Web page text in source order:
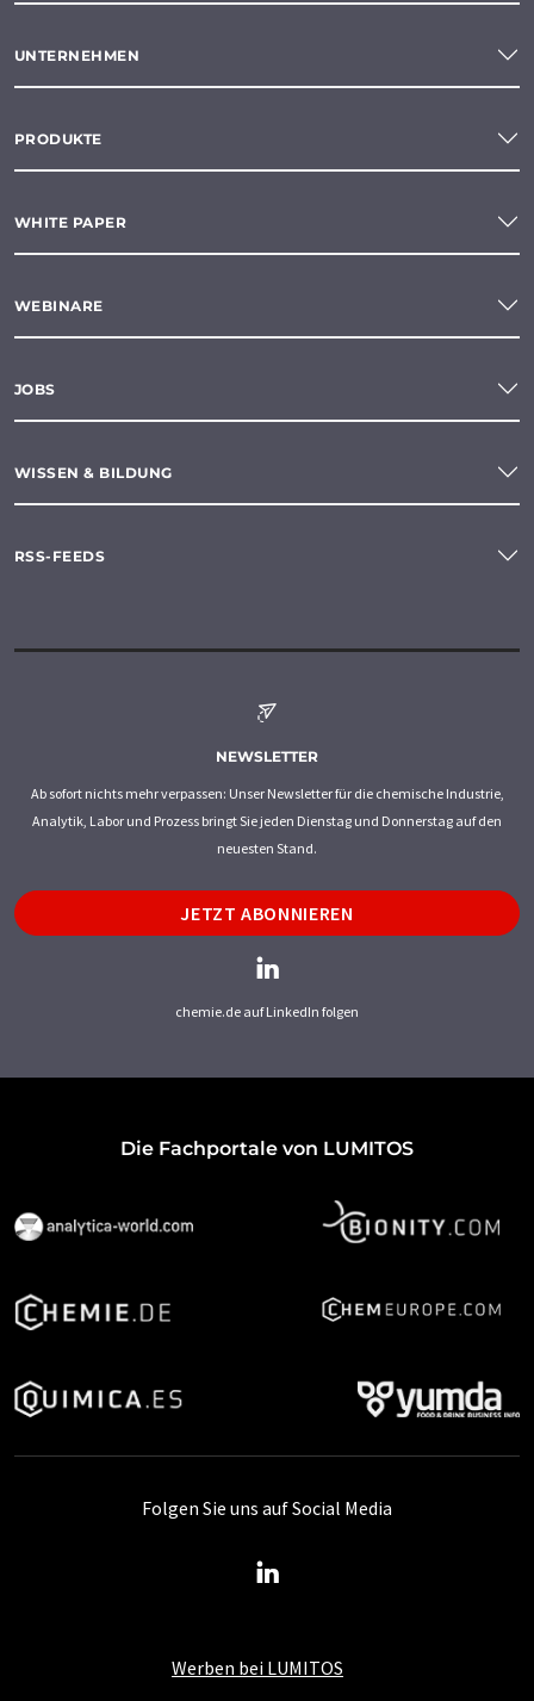
UNTERNEHMEN
PRODUKTE
WHITE PAPER
WEBINARE
JOBS
WISSEN & BILDUNG
RSS-FEEDS
NEWSLETTER
Ab sofort nichts mehr verpassen: Unser Newsletter für die chemische Industrie,
Analytik, Labor und Prozess bringt Sie jeden Dienstag und Donnerstag auf den
neuesten Stand.
JETZT ABONNIEREN
chemie.de auf LinkedIn folgen
Die Fachportale von LUMITOS
Werben bei LUMITOS
Folgen Sie uns auf Social Media